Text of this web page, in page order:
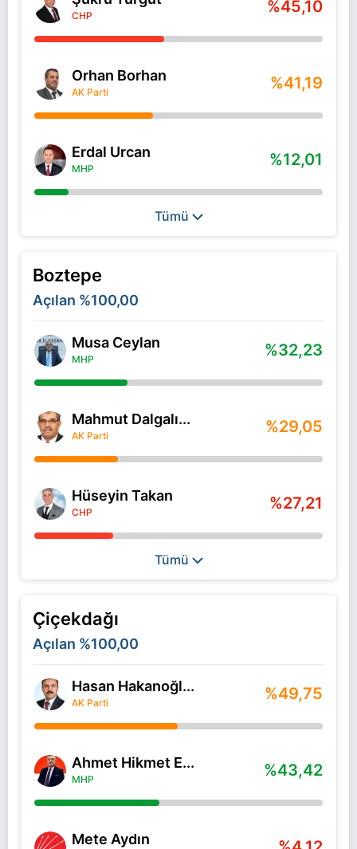
CHP %45,10
Orhan Borhan
AK Parti %41,19
Erdal Urcan
MHP %12,01
Tümü
Boztepe
Açılan %100,00
Musa Ceylan
MHP %32,23
Mahmut Dalgalı...
AK Parti %29,05
Hüseyin Takan
CHP %27,21
Tümü
Çiçekdağı
Açılan %100,00
Hasan Hakanoğl...
AK Parti %49,75
Ahmet Hikmet E...
MHP %43,42
Mete Aydın